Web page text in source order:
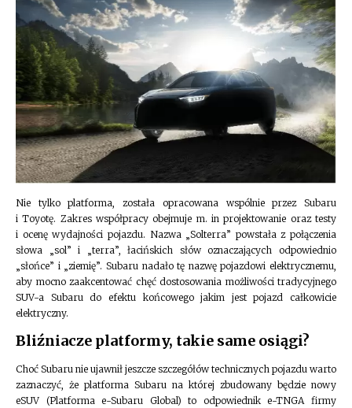
Nie tylko platforma, została opracowana wspólnie przez Subaru
i Toyotę. Zakres współpracy obejmuje m. in projektowanie oraz testy
i ocenę wydajności pojazdu. Nazwa „Solterra” powstała z połączenia
słowa „sol” i „terra”, łacińskich słów oznaczających odpowiednio
„słońce” i „ziemię”. Subaru nadało tę nazwę pojazdowi elektrycznemu,
aby mocno zaakcentować chęć dostosowania możliwości tradycyjnego
SUV-a Subaru do efektu końcowego jakim jest pojazd całkowicie
elektryczny.
Bliźniacze platformy, takie same osiągi?
Choć Subaru nie ujawnił jeszcze szczegółów technicznych pojazdu warto
zaznaczyć, że platforma Subaru na której zbudowany będzie nowy
eSUV (Platforma e-Subaru Global) to odpowiednik e-TNGA firmy